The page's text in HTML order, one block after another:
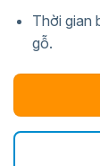
Thời gian
gỗ.